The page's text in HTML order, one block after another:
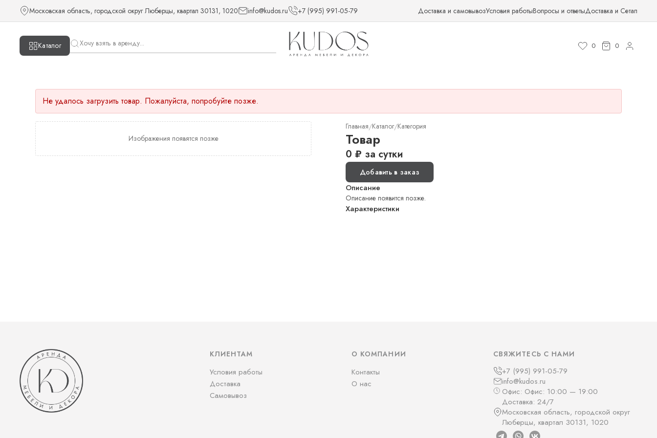
Московская область, городской округ Люберцы, квартал 30131, 1020 info@kudos.ru +7 (995) 991-05-79 Доставка и самовывозУсловия работыВопросы и ответыДоставка и Сетап
Каталог 0 0
Не удалось загрузить товар. Пожалуйста, попробуйте позже.
Изображения появятся позже
Главная/Каталог/Категория
Товар
0 ₽ за сутки
Добавить в заказ
Описание
Описание появится позже.
Характеристики
КЛИЕНТАМ
Условия работы
Доставка
Самовывоз
О КОМПАНИИ
Контакты
О нас
СВЯЖИТЕСЬ С НАМИ
+7 (995) 991-05-79
info@kudos.ru
Офис: Офис: 10:00 — 19:00
Доставка: 24/7
Московская область, городской округ
Люберцы, квартал 30131, 1020